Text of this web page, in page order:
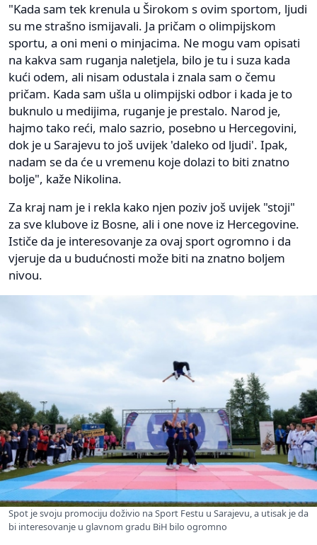
"Kada sam tek krenula u Širokom s ovim sportom, ljudi
su me strašno ismijavali. Ja pričam o olimpijskom
sportu, a oni meni o minjacima. Ne mogu vam opisati
na kakva sam ruganja naletjela, bilo je tu i suza kada
kući odem, ali nisam odustala i znala sam o čemu
pričam. Kada sam ušla u olimpijski odbor i kada je to
buknulo u medijima, ruganje je prestalo. Narod je,
hajmo tako reći, malo sazrio, posebno u Hercegovini,
dok je u Sarajevu to još uvijek 'daleko od ljudi'. Ipak,
nadam se da će u vremenu koje dolazi to biti znatno
bolje", kaže Nikolina.
Za kraj nam je i rekla kako njen poziv još uvijek "stoji"
za sve klubove iz Bosne, ali i one nove iz Hercegovine.
Ističe da je interesovanje za ovaj sport ogromno i da
vjeruje da u budućnosti može biti na znatno boljem
nivou.
Spot je svoju promociju doživio na Sport Festu u Sarajevu, a utisak je da
bi interesovanje u glavnom gradu BiH bilo ogromno